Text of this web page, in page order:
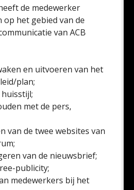
de medewerker
het gebied van de
van ACB
en uitvoeren van het
plan;
met de pers,
van de twee websites van
van de nieuwsbrief;
publicity;
medewerkers bij het